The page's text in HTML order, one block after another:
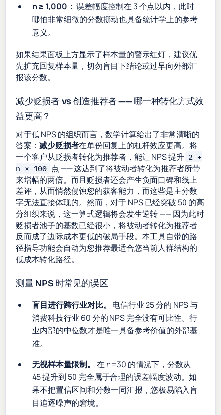
n ≥ 1,000： 误差幅度控制在 3 个点以内，此时
哪怕非常细微的分数挪动也具备统计学上的参考
意义。
如果结果面板上方显示了样本量的警示红灯，建议优
先扩充回复样本量，切勿盲目下结论或过早向外部汇
报该分数。
减少贬损者 vs 创造推荐者 —— 哪一种转化方式效
益更高？
对于低 NPS 的组织而言，数学计算给出了非常清晰的
答案：减少贬损者在单份回复上的杠杆效应更高。将
一个客户从贬损者转化为推荐者，能让 NPS 提升 2 ÷
n × 100 点 —— 这达到了将被动者转化为推荐者所带
来增幅的两倍。而且贬损者还会产生负面口碑和线上
差评，从而悄然侵蚀您的获客能力，而这些是主分数
字无法直接体现的。然而，对于 NPS 已经突破 50 的高
分组织来说，这一算式逻辑将会发生逆转 —— 因为此时
贬损者池子的基数已经很小，将被动者转化为推荐者
反而成了边际成本更低的破局手段。本工具自带的路
径指导功能会自动为您推荐最适合您当前人群结构的
低成本转化路径。
测量 NPS 时常见的误区
盲目进行跨行业对比。
电信行业 25 分的 NPS 与
消费科技行业 60 分的 NPS 完全没有可比性。行
业内部的中位数才是唯一具备参考价值的外部基
准。
无视样本量限制。 在 n=30 的情况下，分数从
45 提升到 50 完全属于合理的误差幅度波动。如
果不把置信区间和分数一同汇报，您极易陷入盲
目追逐噪声的窘境。